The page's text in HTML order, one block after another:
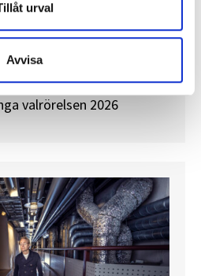
urval
Avvisa
och foträta skor – två
på TT Nyhetsbyråns Maria
Max V Karlsson under
valrörelsen 2026